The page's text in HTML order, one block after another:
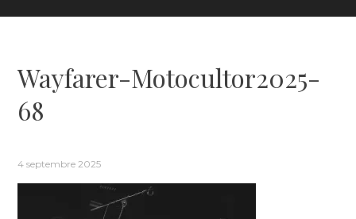
Wayfarer-Motocultor2025-
68
4 septembre 2025